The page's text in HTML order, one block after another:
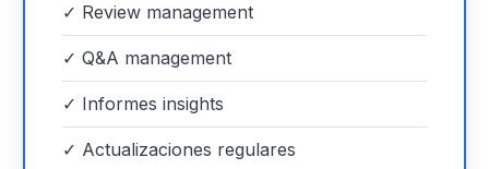
✓ Review management
✓ Q&A management
✓ Informes insights
✓ Actualizaciones regulares